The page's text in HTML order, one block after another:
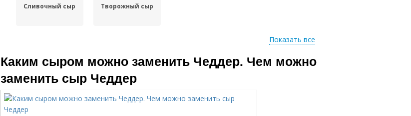
Сливочный сыр Творожный сыр
Показать все
Каким сыром можно заменить Чеддер. Чем можно
заменить сыр Чеддер